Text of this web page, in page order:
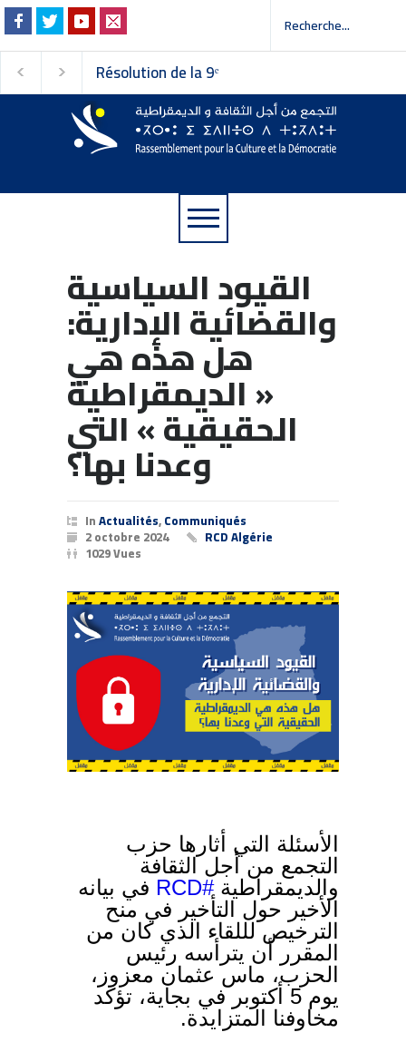
Résolution de la 9ᵉ
session du Conseil
national du
Rassemblement pour la
Culture et la Démocratie
إلى وسائل الإعلام
القيود السياسية
والقضائية الإدارية:
هل هذه هي
« الديمقراطية
الحقيقية » التي
وعدنا بها؟
InActualités,Communiqués
2 octobre 2024 RCD Algérie
1029 Vues
الأسئلة التي أثارها حزب
التجمع من أجل الثقافة
والديمقراطية#RCD
في بيانه
الأخير حول التأخير في منح
الترخيص لللقاء الذي كان من
المقرر أن يترأسه رئيس
الحزب، ماس عثمان معزوز،
يوم 5 أكتوبر في بجاية، تؤكد
مخاوفنا المتزايدة.